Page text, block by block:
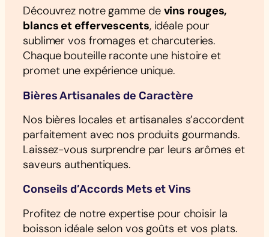
Découvrez notre gamme de vins rouges,
blancs et effervescents, idéale pour
sublimer vos fromages et charcuteries.
Chaque bouteille raconte une histoire et
promet une expérience unique.
Bières Artisanales de Caractère
Nos bières locales et artisanales s’accordent
parfaitement avec nos produits gourmands.
Laissez-vous surprendre par leurs arômes et
saveurs authentiques.
Conseils d’Accords Mets et Vins
Profitez de notre expertise pour choisir la
boisson idéale selon vos goûts et vos plats.